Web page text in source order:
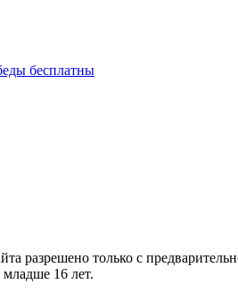
бесплатны
разрешено только с
16 лет.